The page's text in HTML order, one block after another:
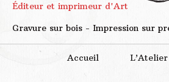
Éditeur et imprimeur d'Art
Gravure sur bois - Impression sur
Accueil L’Atelier